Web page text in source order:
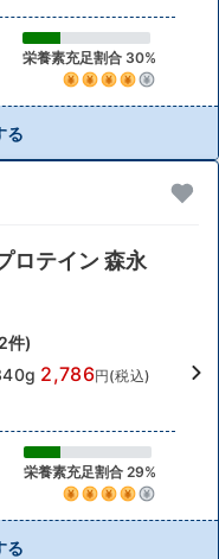
栄養素充足割合 30%
る
ロテイン 森永
2件)
2,786円(税込)
栄養素充足割合 29%
る